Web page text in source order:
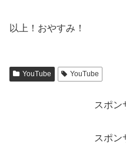
以上！おやすみ！
YouTube YouTube
スポン
スポン